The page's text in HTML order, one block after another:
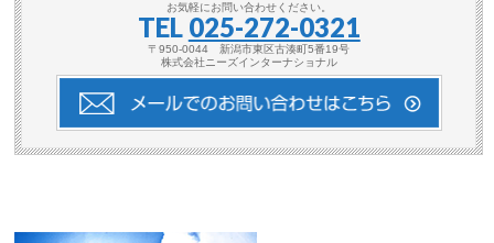
お気軽にお問い合わせください。
TEL 025-272-0321
〒950-0044 新潟市東区古湊町5番19号
株式会社ニーズインターナショナル